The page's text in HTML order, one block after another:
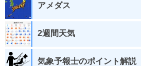
アメダス
2週間天気
気象予報士のポイント解説